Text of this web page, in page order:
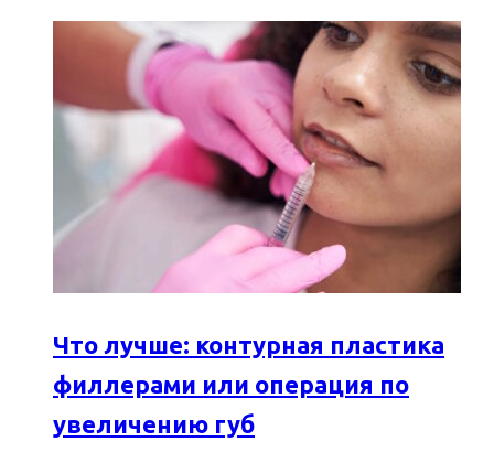
Что лучше: контурная пластика
филлерами или операция по
увеличению губ